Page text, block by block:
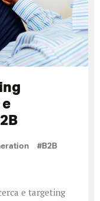
#B2B
e targeting